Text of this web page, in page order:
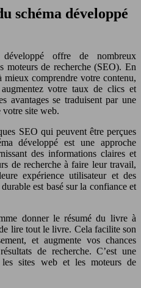
schéma développé
développé offre de nombreux
moteurs de recherche (SEO). En
mieux comprendre votre contenu,
votre taux de clics et
avantages se traduisent par une
votre site web.
SEO qui peuvent être perçues
développé est une approche
des informations claires et
de recherche à faire leur travail,
expérience utilisateur et des
est basé sur la confiance et
donner le résumé du livre à
lire tout le livre. Cela facilite son
et augmente vos chances
de recherche. C’est une
les sites web et les moteurs de